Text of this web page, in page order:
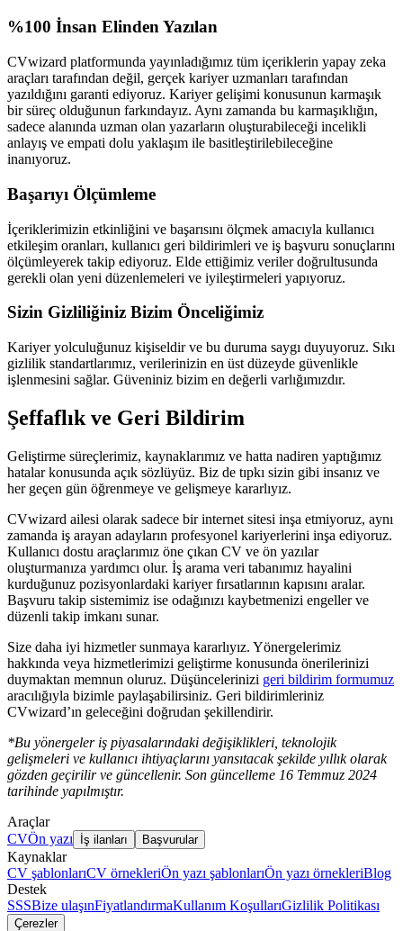
%100 İnsan Elinden Yazılan
CVwizard platformunda yayınladığımız tüm içeriklerin yapay zeka
araçları tarafından değil, gerçek kariyer uzmanları tarafından
yazıldığını garanti ediyoruz. Kariyer gelişimi konusunun karmaşık
bir süreç olduğunun farkındayız. Aynı zamanda bu karmaşıklığın,
sadece alanında uzman olan yazarların oluşturabileceği incelikli
anlayış ve empati dolu yaklaşım ile basitleştirilebileceğine
inanıyoruz.
Başarıyı Ölçümleme
İçeriklerimizin etkinliğini ve başarısını ölçmek amacıyla kullanıcı
etkileşim oranları, kullanıcı geri bildirimleri ve iş başvuru sonuçlarını
ölçümleyerek takip ediyoruz. Elde ettiğimiz veriler doğrultusunda
gerekli olan yeni düzenlemeleri ve iyileştirmeleri yapıyoruz.
Sizin Gizliliğiniz Bizim Önceliğimiz
Kariyer yolculuğunuz kişiseldir ve bu duruma saygı duyuyoruz. Sıkı
gizlilik standartlarımız, verilerinizin en üst düzeyde güvenlikle
işlenmesini sağlar. Güveniniz bizim en değerli varlığımızdır.
Şeffaflık ve Geri Bildirim
Geliştirme süreçlerimiz, kaynaklarımız ve hatta nadiren yaptığımız
hatalar konusunda açık sözlüyüz. Biz de tıpkı sizin gibi insanız ve
her geçen gün öğrenmeye ve gelişmeye kararlıyız.
CVwizard ailesi olarak sadece bir internet sitesi inşa etmiyoruz, aynı
zamanda iş arayan adayların profesyonel kariyerlerini inşa ediyoruz.
Kullanıcı dostu araçlarımız öne çıkan CV ve ön yazılar
oluşturmanıza yardımcı olur. İş arama veri tabanımız hayalini
kurduğunuz pozisyonlardaki kariyer fırsatlarının kapısını aralar.
Başvuru takip sistemimiz ise odağınızı kaybetmenizi engeller ve
düzenli takip imkanı sunar.
Size daha iyi hizmetler sunmaya kararlıyız. Yönergelerimiz
hakkında veya hizmetlerimizi geliştirme konusunda önerilerinizi
duymaktan memnun oluruz. Düşüncelerinizi geri bildirim formumuz
aracılığıyla bizimle paylaşabilirsiniz. Geri bildirimleriniz
CVwizard’ın geleceğini doğrudan şekillendirir.
*Bu yönergeler iş piyasalarındaki değişiklikleri, teknolojik
gelişmeleri ve kullanıcı ihtiyaçlarını yansıtacak şekilde yıllık olarak
gözden geçirilir ve güncellenir. Son güncelleme 16 Temmuz 2024
tarihinde yapılmıştır.
Araçlar
CVÖn yazı İş ilanları Başvurular
Kaynaklar
CV şablonlarıCV örnekleriÖn yazı şablonlarıÖn yazı örnekleriBlog
Destek
SSSBize ulaşınFiyatlandırmaKullanım KoşullarıGizlilik Politikası
Çerezler